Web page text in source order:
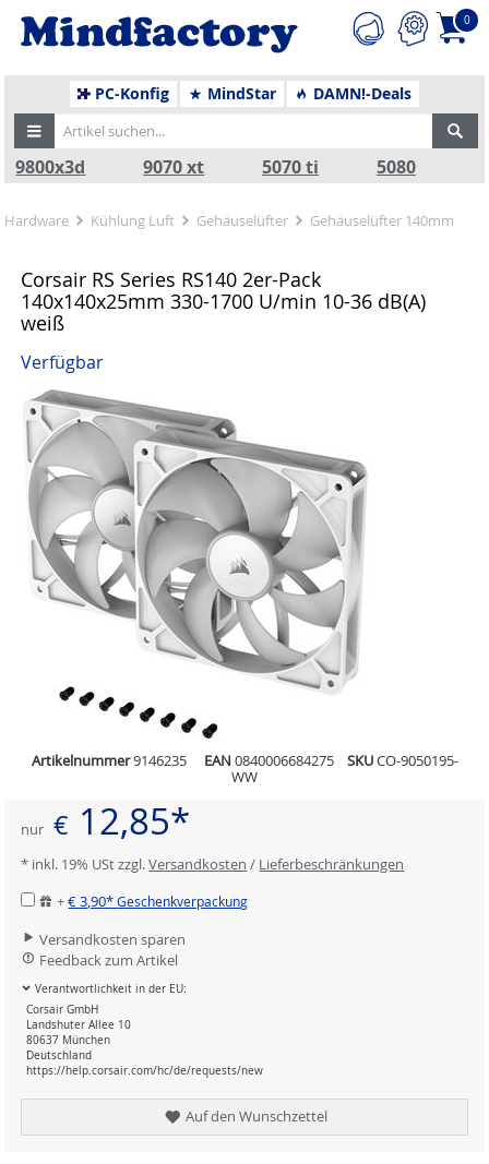
0
PC-Konfig MindStar DAMN!-Deals
9800x3d 9070 xt 5070 ti 5080
Hardware Kühlung Luft Gehäuselüfter Gehäuselüfter 140mm
Corsair RS Series RS140 2er-Pack
140x140x25mm 330-1700 U/min 10-36 dB(A)
weiß
Verfügbar
Artikelnummer9146235 EAN 0840006684275 SKUCO-9050195-
WW
nur € 12,85*
* inkl. 19% USt zzgl.Versandkosten / Lieferbeschränkungen
+€ 3,90*Geschenkverpackung
Versandkosten sparen
Feedback zum Artikel
Verantwortlichkeit in der EU:
Corsair GmbH
Landshuter Allee 10
80637 München
Deutschland
https://help.corsair.com/hc/de/requests/new
Auf den Wunschzettel